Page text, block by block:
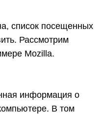
список посещенных
Рассмотрим
Mozilla.
информация о
В том